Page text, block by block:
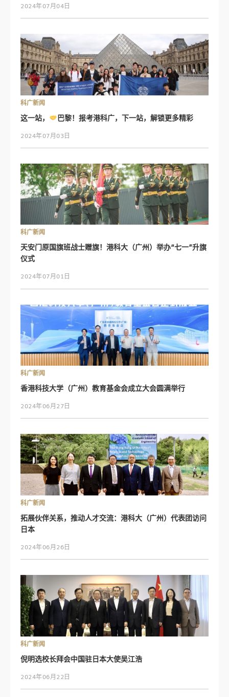
2024年07月04日
科广新闻
这一站， 巴黎！报考港科广，下一站，解锁更多精彩
2024年07月03日
科广新闻
天安门原国旗班战士赠旗！港科大（广州）举办“七一”升旗
仪式
2024年07月01日
科广新闻
香港科技大学（广州）教育基金会成立大会圆满举行
2024年06月27日
科广新闻
拓展伙伴关系，推动人才交流：港科大（广州）代表团访问
日本
2024年06月26日
科广新闻
倪明选校长拜会中国驻日本大使吴江浩
2024年06月22日